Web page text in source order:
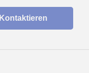
Kontaktieren